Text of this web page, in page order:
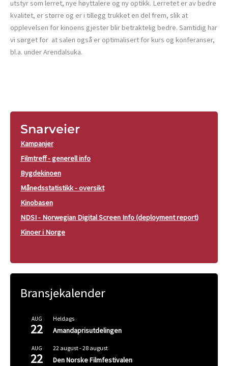
utstyr som lerret, nye høyttalere og ny optikk. Lerretet er av bedre
kvalitet, er større og er i tillegg trukket en del frem, slik at
opplevelsen for kinoens gjester blir betraktelig bedre. Samtidig har
vi sørget for at salen også er optimalisert for kurs og konferanser,
bl.a. under Arendalsuka.
Snarveier
Kampanjer
Filmtreff - generell info
Bygdekinoen
Månedsstatistikk - oversikt
Kinobasen
NDSI - Norwegian Digital Screen Info (deployment report)
Kinoer i Norge
Bransjekalender
AUG
22
Heldags
Amandaprisutdelingen
AUG
22
22 august-28 august
Den Norske Filmfestivalen